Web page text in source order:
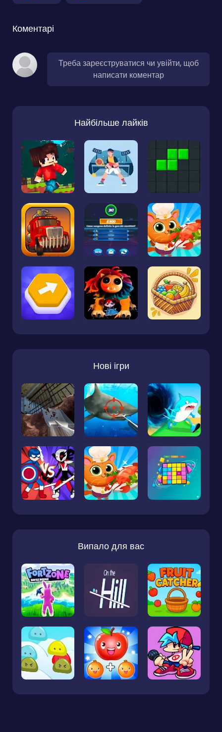
Коментарі
Треба зареєструватися чи увійти, щоб
написати коментар
Найбільше лайків
Нові ігри
Випало для вас